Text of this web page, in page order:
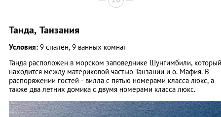
Танда, Танзания
Условия: 9 спален, 9 ванных комнат
Танда расположен в морском заповеднике Шунгимбили, который
находится между материковой частью Танзании и о. Мафия. В
распоряжении гостей - вилла с пятью номерами класса люкс, а
также два летних домика с двумя номерами класса люкс.